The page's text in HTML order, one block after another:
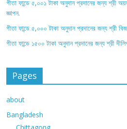
গীতা ফান্ডে ৫,০০১ টাকা অনুদান প্রদানের জন্য শ্রী
জ্ঞাপন.
গীতা ফান্ডে ৫,০০০ টাকা অনুদান প্রদানের জন্য শ্রী
গীতা ফান্ডে ১৫০০ টাকা অনুদান প্রদানের জন্য শ্রী
Pages
about
Bangladesh